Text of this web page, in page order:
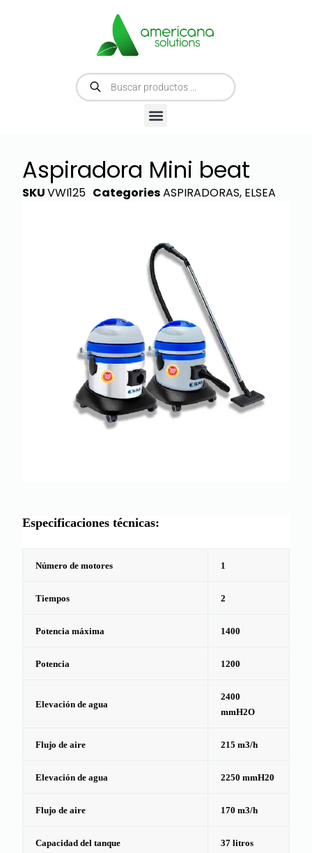
Aspiradora Mini beat
SKUVWI125 CategoriesASPIRADORAS, ELSEA
Especificaciones técnicas:
Número de motores 1
Tiempos 2
Potencia máxima 1400
Potencia 1200
Elevación de agua
2400
mmH2O
Flujo de aire 215 m3/h
Elevación de agua 2250 mmH20
Flujo de aire 170 m3/h
Capacidad del tanque 37 litros